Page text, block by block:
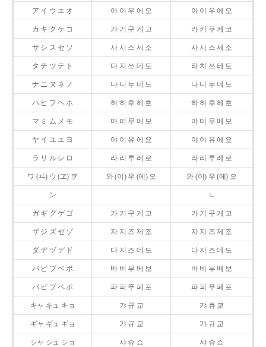
ア イ ウ エ オ 아 이 우 에 오 아 이 우 에 오
カ キ ク ケ コ 가 기 구 게 고 카 키 쿠 케 코
サ シ ス セ ソ 사 시 스 세 소 사 시 스 세 소
タ チ ツ テ ト 다 지 쓰 데 도 타 치 쓰 테 토
ナ ニ ヌ ネ ノ 나 니 누 네 노 나 니 누 네 노
ハ ヒ フ ヘ ホ 하 히 후 헤 호 하 히 후 헤 호
マ ミ ム メ モ 마 미 무 메 모 마 미 무 메 모
ヤ イ ユ エ ヨ 야 이 유 에 요 야 이 유 에 요
ラ リ ル レ ロ 라 리 루 레 로 라 리 루 레 로
ワ (ヰ) ウ (ヱ) ヲ 와 (이) 우 (에) 오 와 (이) 우 (에) 오
ン ㄴ
ガ ギ グ ゲ ゴ 가 기 구 게 고 가 기 구 게 고
ザ ジ ズ ゼ ゾ 자 지 즈 제 조 자 지 즈 제 조
ダ ヂ ヅ デ ド 다 지 즈 데 도 다 지 즈 데 도
バ ビ ブ ベ ボ 바 비 부 베 보 바 비 부 베 보
パ ピ プ ペ ポ 파 피 푸 페 포 파 피 푸 페 포
キャ キュ キョ 갸 규 교 캬 큐 쿄
ギャ ギュ ギョ 갸 규 교 갸 규 교
シャ シュ ショ 샤 슈 쇼 샤 슈 쇼